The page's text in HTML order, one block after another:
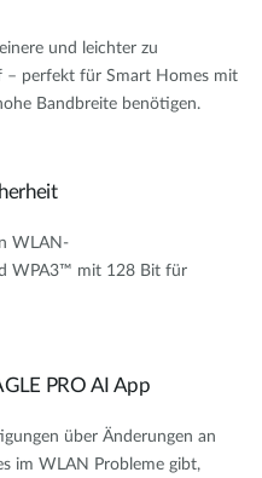
und leichter zu
– perfekt für Smart Homes mit
Bandbreite benötigen.
WLAN-
WPA3™ mit 128 Bit für
PRO AI App
über Änderungen an
im WLAN Probleme gibt,